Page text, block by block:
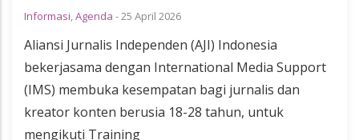
Informasi,Agenda -25 April 2026
Aliansi Jurnalis Independen (AJI) Indonesia
bekerjasama dengan International Media Support
(IMS) membuka kesempatan bagi jurnalis dan
kreator konten berusia 18-28 tahun, untuk
mengikuti Training